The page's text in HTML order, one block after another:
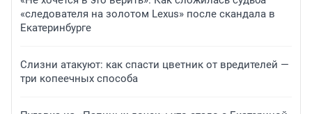
«следователя на золотом Lexus» после скандала в
Екатеринбурге
Слизни атакуют: как спасти цветник от вредителей —
три копеечных способа